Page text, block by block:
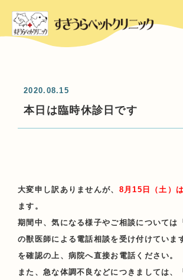
2020.08.15
本日は臨時休診日です
大変申し訳ありませんが、 8月15日（土）
ます。
期間中、気になる様子やご相談については「
の獣医師による電話相談を受け付けていま
を確認の上、病院へ直接お電話ください。
また、急な体調不良などにつきましては、